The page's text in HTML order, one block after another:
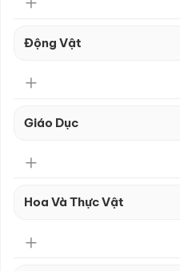
Động Vật
Giáo Dục
Hoa Và Thực Vật